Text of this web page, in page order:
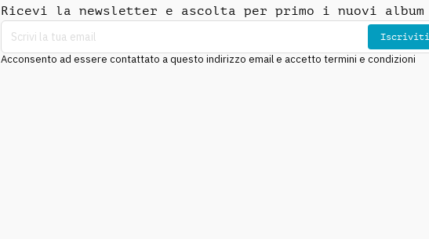
Ricevi la newsletter e ascolta per primo i nuovi album
Iscriviti
Acconsento ad essere contattato a questo indirizzo email e accetto termini e condizioni